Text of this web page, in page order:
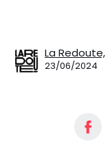
La Redoute,
23/06/2024